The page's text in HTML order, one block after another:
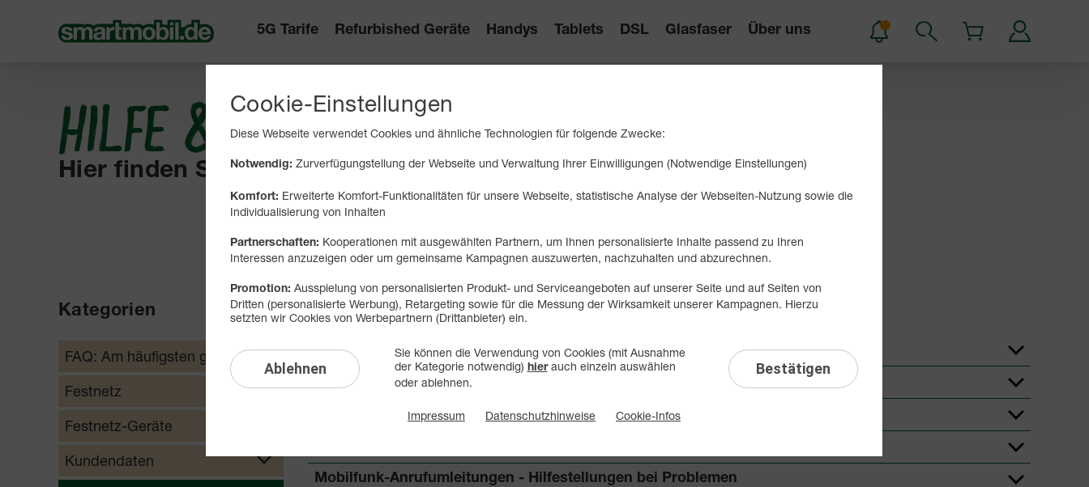
5G Tarife Refurbished Geräte Handys Tablets DSL Glasfaser Über uns
HILFE & INFORMATIONEN
Hier finden Sie Wissenswertes und Hilfestellungen.
Suchen
Kategorien
FAQ: Am häufigsten gesucht
Festnetz
Festnetz-Geräte
Kundendaten
Mobilfunk-Anrufumleitungen
Mobilfunk-Anrufumleitungen
Mobilfunk-Anrufumleitungen anzeigen
Mobilfunk-Anrufumleitungen einschalten
Mobilfunk-Anrufumleitungen - Hilfestellungen bei Problemen
Cookie-Einstellungen
Diese Webseite verwendet Cookies und ähnliche Technologien für folgende Zwecke:
Notwendig: Zurverfügungstellung der Webseite und Verwaltung Ihrer Einwilligungen (Notwendige Einstellungen)
Komfort: Erweiterte Komfort-Funktionalitäten für unsere Webseite, statistische Analyse der Webseiten-Nutzung sowie die
Individualisierung von Inhalten
Partnerschaften: Kooperationen mit ausgewählten Partnern, um Ihnen personalisierte Inhalte passend zu Ihren
Interessen anzuzeigen oder um gemeinsame Kampagnen auszuwerten, nachzuhalten und abzurechnen.
Promotion: Ausspielung von personalisierten Produkt- und Serviceangeboten auf unserer Seite und auf Seiten von
Dritten (personalisierte Werbung), Retargeting sowie für die Messung der Wirksamkeit unserer Kampagnen. Hierzu
setzten wir Cookies von Werbepartnern (Drittanbieter) ein.
Ablehnen
Sie können die Verwendung von Cookies (mit Ausnahme
der Kategorie notwendig) hierauch einzeln auswählen
oder ablehnen.
Bestätigen
Impressum Datenschutzhinweise Cookie-Infos